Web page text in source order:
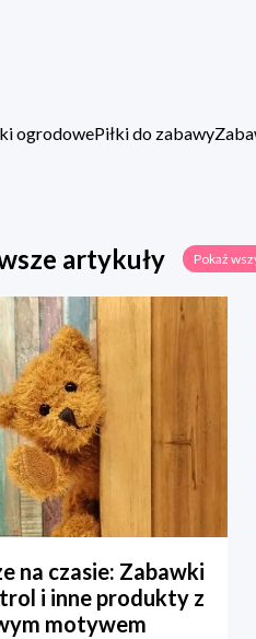
ogrodowePiłki do zabawy
artykuły Pokaż
na czasie: Zabawki
i inne produkty z
motywem